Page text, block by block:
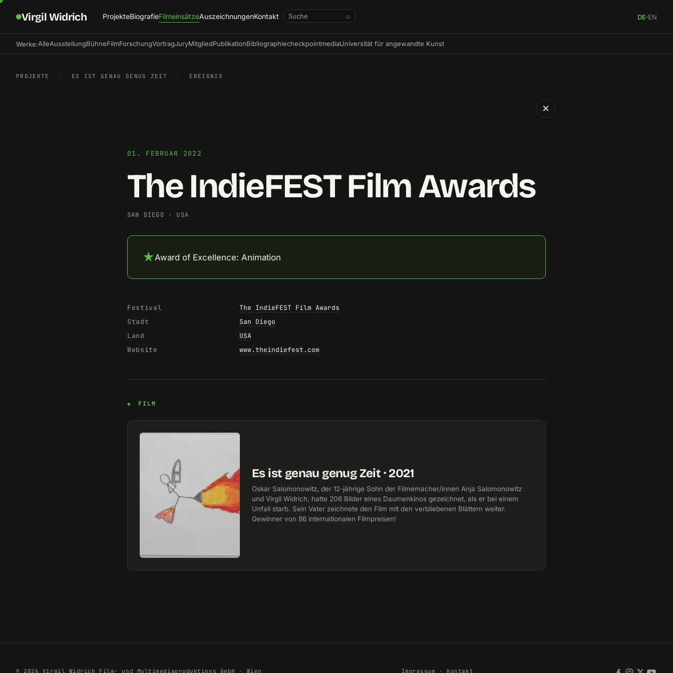
Virgil Widrich ProjekteBiografieFilmeinsätzeAuszeichnungenKontakt ⌕ DE·EN
Werke:AlleAusstellungBühneFilmForschungVortragJuryMitgliedPublikationBibliographiecheckpointmediaUniversität für angewandte Kunst
PROJEKTE / ES IST GENAU GENUG ZEIT / EREIGNIS
01. FEBRUAR 2022
The IndieFEST Film Awards
SAN DIEGO · USA
★Award of Excellence: Animation
Festival
The IndieFEST Film Awards
Stadt
San Diego
Land
USA
Website
www.theindiefest.com
FILM
Es ist genau genug Zeit · 2021
Oskar Salomonowitz, der 12-jährige Sohn der Filmemacher/innen Anja Salomonowitz
und Virgil Widrich, hatte 206 Bilder eines Daumenkinos gezeichnet, als er bei einem
Unfall starb. Sein Vater zeichnete den Film mit den verbliebenen Blättern weiter.
Gewinner von 86 internationalen Filmpreisen!
×
© 2026 Virgil Widrich Film- und Multimediaproduktions GmbH · Wien Impressum · Kontakt